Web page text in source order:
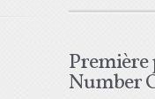
Première
Number